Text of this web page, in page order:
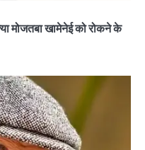
मोजतबा खामेनेई को रोकने के